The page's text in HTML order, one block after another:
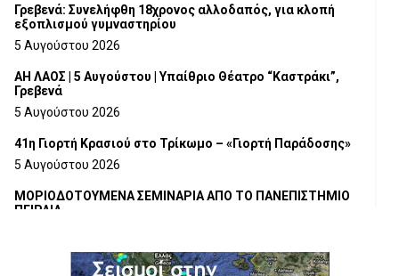
Γρεβενά: Συνελήφθη 18χρονος αλλοδαπός, για κλοπή
εξοπλισμού γυμναστηρίου
5 Αυγούστου 2026
ΑΗ ΛΑΟΣ | 5 Αυγούστου | Υπαίθριο Θέατρο “Καστράκι”,
Γρεβενά
5 Αυγούστου 2026
41η Γιορτή Κρασιού στο Τρίκωμο – «Γιορτή Παράδοσης»
5 Αυγούστου 2026
ΜΟΡΙΟΔΟΤΟΥΜΕΝΑ ΣΕΜΙΝΑΡΙΑ ΑΠΟ ΤΟ ΠΑΝΕΠΙΣΤΗΜΙΟ
ΠΕΙΡΑΙΑ
ΕΥΧΑΡΙΣΤΙΕΣ Φυσιολατρικού Συλλόγου Γρεβενών